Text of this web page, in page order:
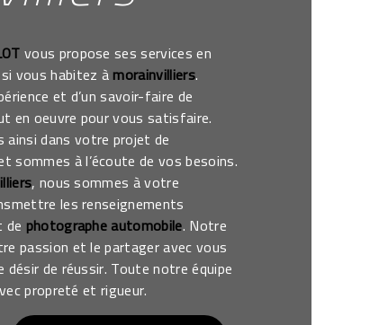
vous propose ses services en
vous habitez àmorainvilliers.
et d’un savoir-faire de
en oeuvre pour vous satisfaire.
ainsi dans votre projet de
sommes à l’écoute de vos besoins.
, nous sommes à votre
les renseignements
photographe automobile. Notre
passion et le partager avec vous
de réussir. Toute notre équipe
propreté et rigueur.